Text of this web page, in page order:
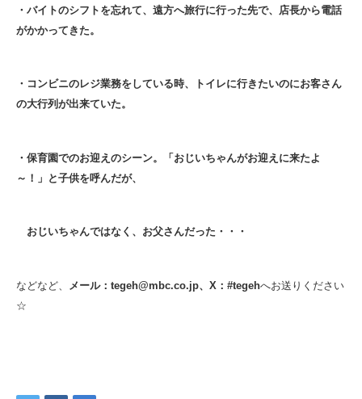
・バイトのシフトを忘れて、遠方へ旅行に行った先で、店長から電話
がかかってきた。
・コンビニのレジ業務をしている時、トイレに行きたいのにお客さん
の大行列が出来ていた。
・保育園でのお迎えのシーン。「おじいちゃんがお迎えに来たよ
～！」と子供を呼んだが、
おじいちゃんではなく、お父さんだった・・・
などなど、 メール：tegeh@mbc.co.jp、X：#tegehへお送りください
☆